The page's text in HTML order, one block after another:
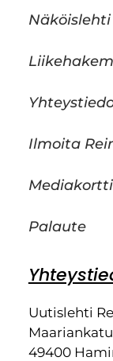
Näköislehti
Ilmoita
Mediakortti
Palaute
Uutislehti
Maariankatu
49400